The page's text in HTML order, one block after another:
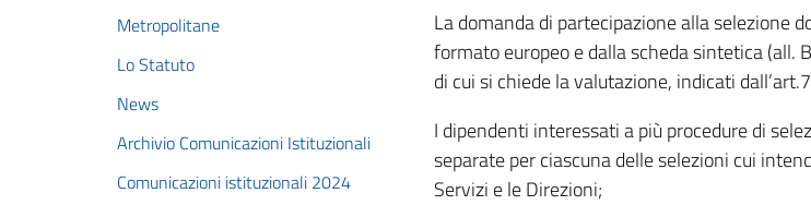
Metropolitane
Lo Statuto
News
Archivio Comunicazioni Istituzionali
Comunicazioni istituzionali 2024
La domanda di partecipazione alla selezione
formato europeo e dalla scheda sintetica (all.
di cui si chiede la valutazione, indicati
I dipendenti interessati a più procedure di
separate per ciascuna delle selezioni cui
Servizi e le Direzioni;